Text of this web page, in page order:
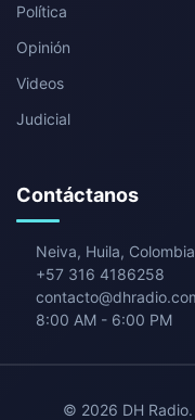
Política
Opinión
Videos
Judicial
Contáctanos
Neiva, Huila, Colombia
+57 316 4186258
8:00 AM - 6:00 PM
© 2026 DH Radio